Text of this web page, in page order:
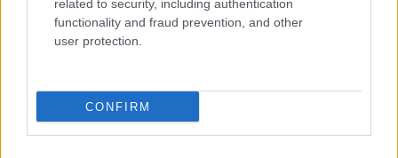
related to security, including authentication
functionality and fraud prevention, and other
user protection.
CONFIRM